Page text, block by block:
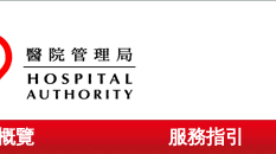
覽 服務指引